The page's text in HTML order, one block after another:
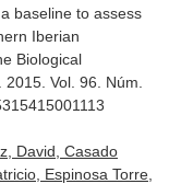
baseline to assess
Iberian
Biological
. 2015. Vol. 96. Núm.
David, Casado
Espinosa Torre,